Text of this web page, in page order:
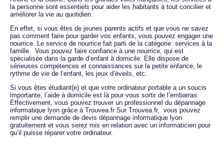
la personne sont essentiels pour aider les habitants à tout concilier et
améliorer la vie au quotidien.
En effet, si vous êtes de jeunes parents actifs et que vous ne savez
pas comment faire pour garder vos enfants, vous pouvez engager une
nourrice. Le service de nourrice fait parti de la catégorie: services à la
famille. Vous pouvez faire confiance à une nourrice, qui est
spécialisée dans la garde d’enfant à domicile. Elle dispose de
sérieuses compétences et connaissances sur la petite enfance, le
rythme de vie de l’enfant, les jeux d’éveils, etc.
Si vous êtes étudiant(e) et que votre ordinateur portable a un soucis
importante, l’aide à domicile est là pour vous sortir de l’embarras.
Effectivement, vous pouvez trouver un professionnel du dépannage
informatique lyon grâce à Trouvea.fr Sur Trouvea.fr, vous pouvez
remplir une demande de devis dépannage informatique lyon
gratuitement et vous serez mis en relation avec un informaticien pour
qu’il puisse réparer votre ordinateur.